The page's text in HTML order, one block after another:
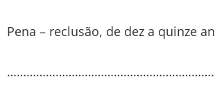
Pena – reclusão, de dez a quinze